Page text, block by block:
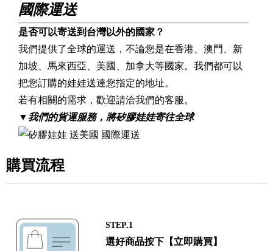
國際運送
是否可以寄送到台灣以外的國家？
我們提供了全球的運送，不論您是在香港、澳門、新
加坡、馬來西亞、美國、加拿大等國家。我們都可以
把您訂購的娃娃送達您指定的地址。
若有相關的需求，歡迎請洽我們的客服。
▼ 我們的貨運服務，將矽膠娃娃寄往全球
購買流程
STEP.1
選好商品按下【立即購買】